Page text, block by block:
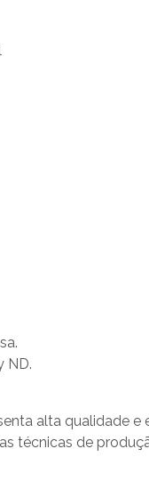
ND.
alta qualidade
técnicas de